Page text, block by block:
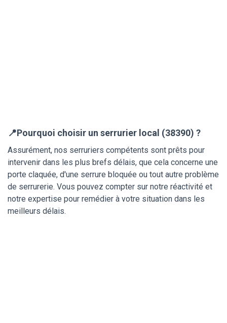
📍Pourquoi choisir un serrurier local (38390) ?
Assurément, nos serruriers compétents sont prêts pour
intervenir dans les plus brefs délais, que cela concerne une
porte claquée, d'une serrure bloquée ou tout autre problème
de serrurerie. Vous pouvez compter sur notre réactivité et
notre expertise pour remédier à votre situation dans les
meilleurs délais.